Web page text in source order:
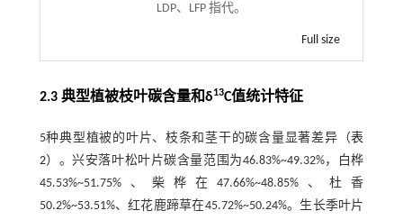
LDP、LFP 指代。
Full size
2.3 典型植被枝叶碳含量和δ13C值统计特征
5种典型植被的叶片、枝条和茎干的碳含量显著差异（表
2）。兴安落叶松叶片碳含量范围为46.83%~49.32%，白桦
45.53%~51.75%、柴桦在47.66%~48.85%、杜香
50.2%~53.51%、红花鹿蹄草在45.72%~50.24%。生长季叶片